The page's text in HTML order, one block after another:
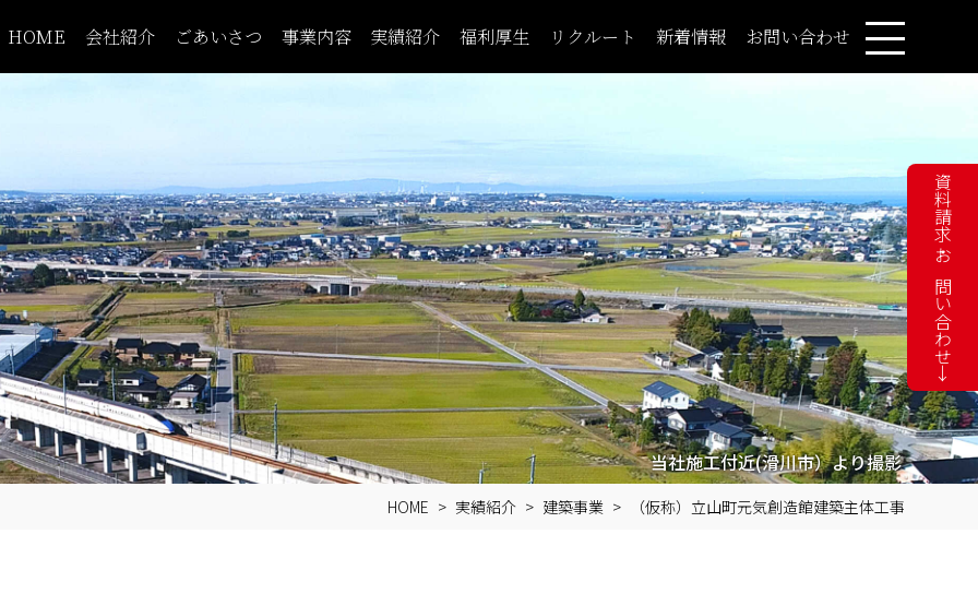
HOME 会社紹介 ごあいさつ 事業内容 実績紹介 福利厚生 リクルート 新着情報 お問い合わせ
当社施工付近(滑川市）より撮影
HOME 実績紹介 建築事業 （仮称）立山町元気創造館建築主体工事
資料請求・お問い合わせ→